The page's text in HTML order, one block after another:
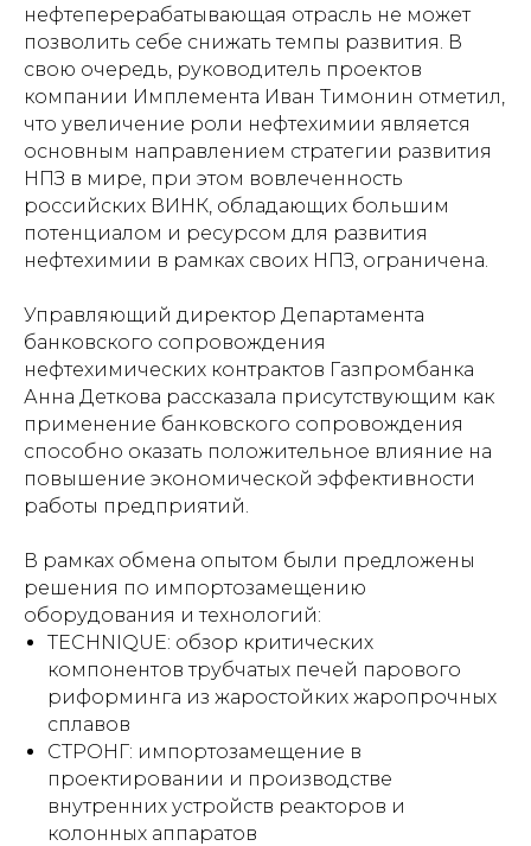
нефтеперерабатывающая отрасль не может
позволить себе снижать темпы развития. В
свою очередь, руководитель проектов
компании Имплемента Иван Тимонин отметил,
что увеличение роли нефтехимии является
основным направлением стратегии развития
НПЗ в мире, при этом вовлеченность
российских ВИНК, обладающих большим
потенциалом и ресурсом для развития
нефтехимии в рамках своих НПЗ, ограничена.
Управляющий директор Департамента
банковского сопровождения
нефтехимических контрактов Газпромбанка
Анна Деткова рассказала присутствующим как
применение банковского сопровождения
способно оказать положительное влияние на
повышение экономической эффективности
работы предприятий.
В рамках обмена опытом были предложены
решения по импортозамещению
оборудования и технологий:
TECHNIQUE: обзор критических
компонентов трубчатых печей парового
риформинга из жаростойких жаропрочных
сплавов
СТРОНГ: импортозамещение в
проектировании и производстве
внутренних устройств реакторов и
колонных аппаратов